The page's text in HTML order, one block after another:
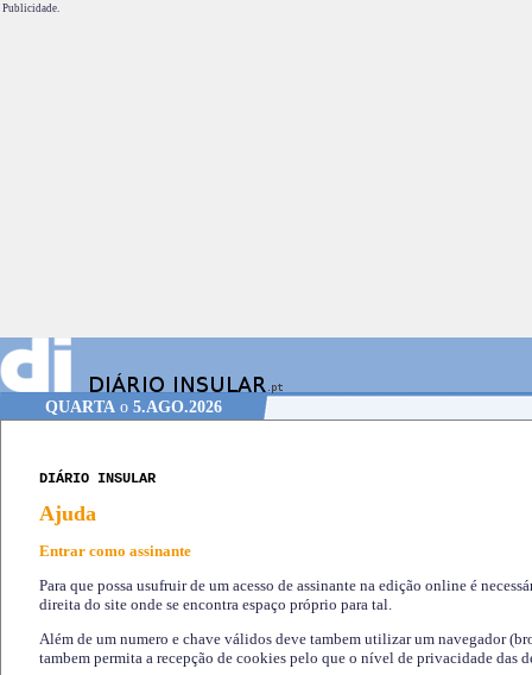
Publicidade.
QUARTA o 5.AGO.2026
DIÁRIO INSULAR
Ajuda
Entrar como assinante
Para que possa usufruir de um acesso de assinante na edição online é
direita do site onde se encontra espaço próprio para tal.
Além de um numero e chave válidos deve tambem utilizar um navegador
tambem permita a recepção de cookies pelo que o nível de privacidade das